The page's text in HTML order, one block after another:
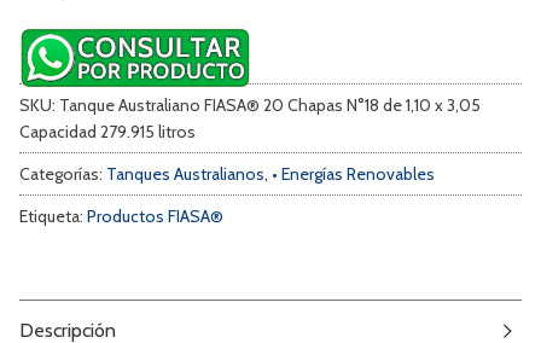
SKU: Tanque Australiano FIASA® 20 Chapas N°18 de 1,10 x 3,05
Capacidad 279.915 litros
Categorías: Tanques Australianos, • Energías Renovables
Etiqueta: Productos FIASA®
Descripción